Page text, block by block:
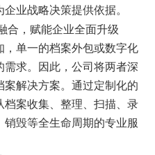
业战略决策提供依据。
合，赋能企业全面升级
单一的档案外包或数字化
求。因此，公司将两者深
解决方案。通过定制化的
案收集、整理、扫描、录
毁等全生命周期的专业服